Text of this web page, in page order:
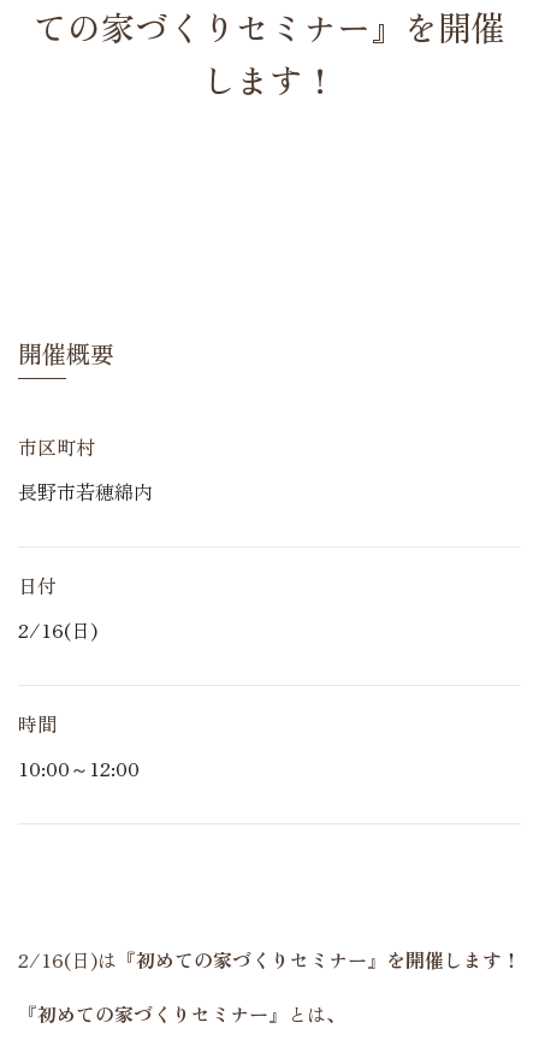
ての家づくりセミナー』を開催
します！
開催概要
市区町村
長野市若穂綿内
日付
2/16(日)
時間
10:00～12:00
2/16(日)は 『初めての家づくりセミナー』を開催します！
『初めての家づくりセミナー』 とは、